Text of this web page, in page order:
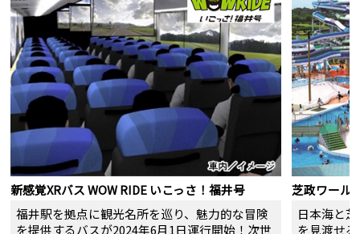
新感覚XRバス WOW RIDE いこっさ！福井号
福井駅を拠点に観光名所を巡り、魅力的な冒険
を提供するバスが2024年6月1日運行開始！次世
芝政ワール
日本海と
を見渡せ